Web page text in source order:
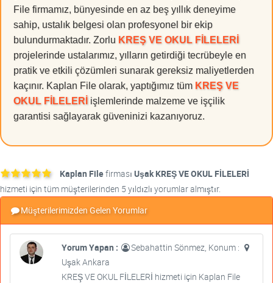
File firmamız, bünyesinde en az beş yıllık deneyime
sahip, ustalık belgesi olan profesyonel bir ekip
bulundurmaktadır. Zorlu KREŞ VE OKUL FİLELERİ
projelerinde ustalarımız, yılların getirdiği tecrübeyle en
pratik ve etkili çözümleri sunarak gereksiz maliyetlerden
kaçınır. Kaplan File olarak, yaptığımız tüm KREŞ VE
OKUL FİLELERİ işlemlerinde malzeme ve işçilik
garantisi sağlayarak güveninizi kazanıyoruz.
Kaplan Filefirması Uşak KREŞ VE OKUL FİLELERİ
hizmeti için tüm müşterilerinden 5 yıldızlı yorumlar almıştır.
Müşterilerimizden Gelen Yorumlar
Yorum Yapan :
Sebahattin Sönmez, Konum :
Uşak Ankara
KREŞ VE OKUL FİLELERİ hizmeti için Kaplan File